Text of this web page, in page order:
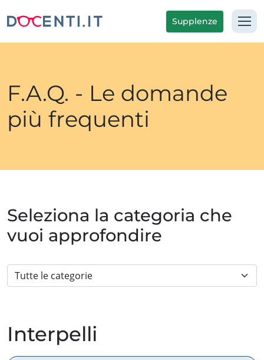
Supplenze
F.A.Q. - Le domande
più frequenti
Seleziona la categoria che
vuoi approfondire
Interpelli